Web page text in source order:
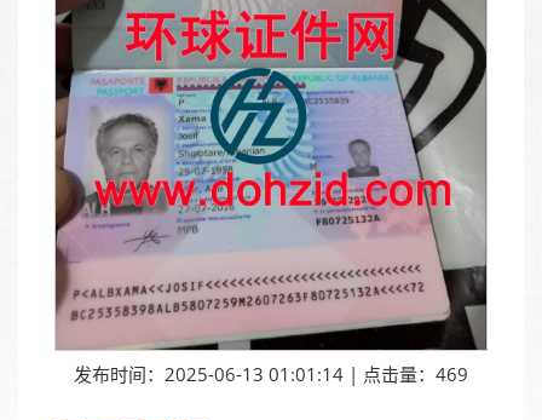
发布时间：2025-06-13 01:01:14 | 点击量：469